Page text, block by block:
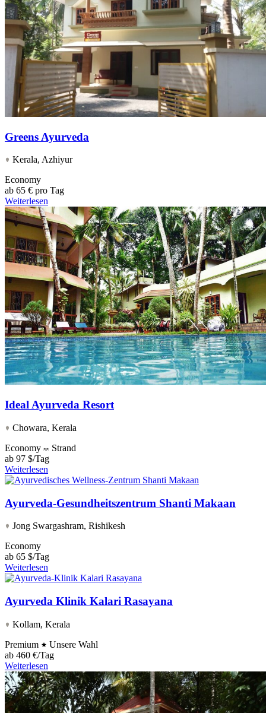
Greens Ayurveda
Kerala, Azhiyur
Economy
ab 65 € pro Tag
Weiterlesen
Ideal Ayurveda Resort
Chowara, Kerala
Economy
Strand
ab 97 $/Tag
Weiterlesen
Ayurveda-Gesundheitszentrum Shanti Makaan
Jong Swargashram, Rishikesh
Economy
ab 65 $/Tag
Weiterlesen
Ayurveda Klinik Kalari Rasayana
Kollam, Kerala
Premium
Unsere Wahl
ab 460 €/Tag
Weiterlesen